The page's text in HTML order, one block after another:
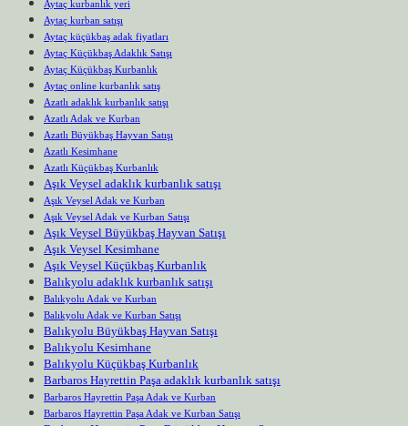
Aytaç kurbanlık yeri
Aytaç kurban satışı
Aytaç küçükbaş adak fiyatları
Aytaç Küçükbaş Adaklık Satışı
Aytaç Küçükbaş Kurbanlık
Aytaç online kurbanlık satış
Azatlı adaklık kurbanlık satışı
Azatlı Adak ve Kurban
Azatlı Büyükbaş Hayvan Satışı
Azatlı Kesimhane
Azatlı Küçükbaş Kurbanlık
Aşık Veysel adaklık kurbanlık satışı
Aşık Veysel Adak ve Kurban
Aşık Veysel Adak ve Kurban Satışı
Aşık Veysel Büyükbaş Hayvan Satışı
Aşık Veysel Kesimhane
Aşık Veysel Küçükbaş Kurbanlık
Balıkyolu adaklık kurbanlık satışı
Balıkyolu Adak ve Kurban
Balıkyolu Adak ve Kurban Satışı
Balıkyolu Büyükbaş Hayvan Satışı
Balıkyolu Kesimhane
Balıkyolu Küçükbaş Kurbanlık
Barbaros Hayrettin Paşa adaklık kurbanlık satışı
Barbaros Hayrettin Paşa Adak ve Kurban
Barbaros Hayrettin Paşa Adak ve Kurban Satışı